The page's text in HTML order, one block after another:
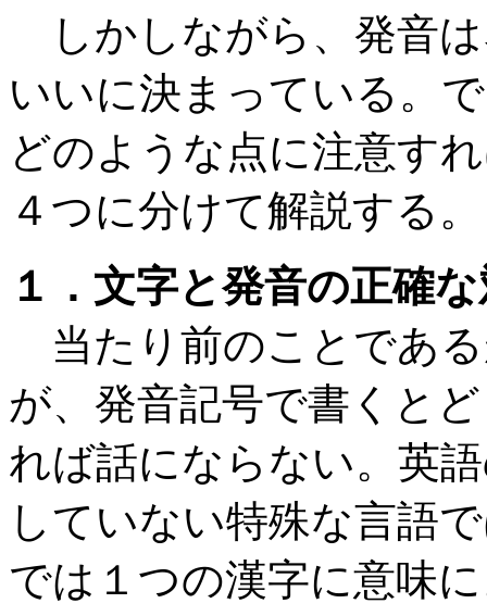
しかしながら、発音
いいに決まっている。
どのような点に注意す
４つに分けて解説する。
１．文字と発音の正確
当たり前のことであ
が、発音記号で書くと
れば話にならない。英
していない特殊な言語
では１つの漢字に意味